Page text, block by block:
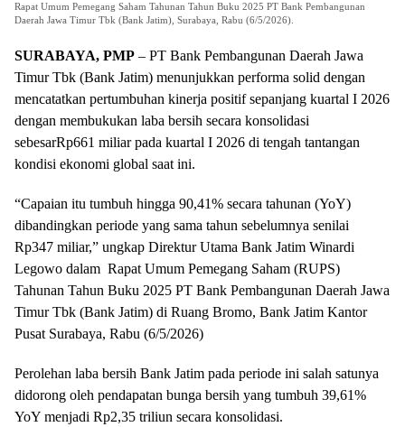
Rapat Umum Pemegang Saham Tahunan Tahun Buku 2025 PT Bank Pembangunan
Daerah Jawa Timur Tbk (Bank Jatim), Surabaya, Rabu (6/5/2026).
SURABAYA, PMP – PT Bank Pembangunan Daerah Jawa
Timur Tbk (Bank Jatim) menunjukkan performa solid dengan
mencatatkan pertumbuhan kinerja positif sepanjang kuartal I 2026
dengan membukukan laba bersih secara konsolidasi
sebesarRp661 miliar pada kuartal I 2026 di tengah tantangan
kondisi ekonomi global saat ini.
“Capaian itu tumbuh hingga 90,41% secara tahunan (YoY)
dibandingkan periode yang sama tahun sebelumnya senilai
Rp347 miliar,” ungkap Direktur Utama Bank Jatim Winardi
Legowo dalam Rapat Umum Pemegang Saham (RUPS)
Tahunan Tahun Buku 2025 PT Bank Pembangunan Daerah Jawa
Timur Tbk (Bank Jatim) di Ruang Bromo, Bank Jatim Kantor
Pusat Surabaya, Rabu (6/5/2026)
Perolehan laba bersih Bank Jatim pada periode ini salah satunya
didorong oleh pendapatan bunga bersih yang tumbuh 39,61%
YoY menjadi Rp2,35 triliun secara konsolidasi.